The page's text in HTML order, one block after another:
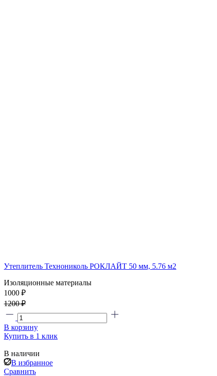
Утеплитель Технониколь РОКЛАЙТ 50 мм, 5.76 м2
Изоляционные материалы
1000 ₽
1200 ₽
В корзину
Купить в 1 клик
В наличии
В избранное
Сравнить